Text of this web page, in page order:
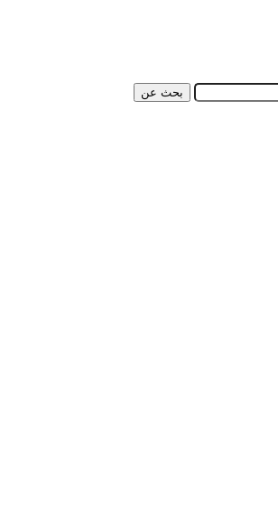
بحث عن